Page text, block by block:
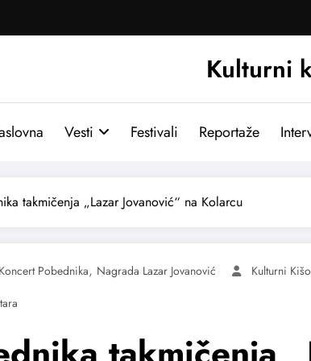
Kulturni
Vesti Festivali Reportaže
takmičenja „Lazar Jovanović“ na Kolarcu
Koncert Pobednika, Nagrada Lazar Jovanović
Kulturni